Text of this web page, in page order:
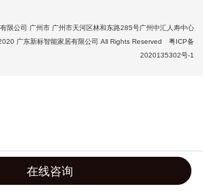
限公司 广州市 广州市天河区林和东路285号广州中汇人寿中心
广东新标智能家居有限公司 All Rights Reserved 粤ICP备
2020135302号-1
在线咨询